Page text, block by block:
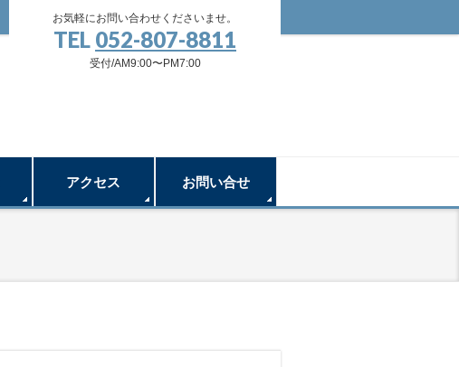
お気軽にお問い合わせくださいませ。
TEL 052-807-8811
受付/AM9:00〜PM7:00
アクセス お問い合せ